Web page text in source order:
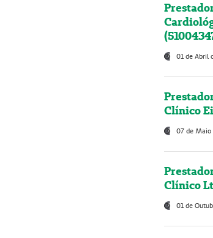
01 de Abril
Clínico
07 de Maio
Clínico
01 de